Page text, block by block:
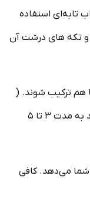
تابه‌ای استفاده
و تکه های درشت آن
هم ترکیب شوند. (
برای این که مزه مواد خوب به خورد هم بروند به مدت ۳ تا ۵
شما می‌دهد. کافی